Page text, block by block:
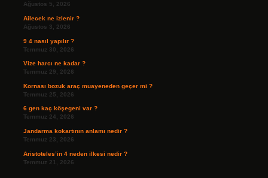
Ağustos 5, 2026
Ailecek ne izlenir ?
Ağustos 3, 2026
9 4 nasıl yapılır ?
Temmuz 30, 2026
Vize harcı ne kadar ?
Temmuz 29, 2026
Kornası bozuk araç muayeneden geçer mi ?
Temmuz 25, 2026
6 gen kaç köşegeni var ?
Temmuz 24, 2026
Jandarma kokartının anlamı nedir ?
Temmuz 23, 2026
Aristoteles’in 4 neden ilkesi nedir ?
Temmuz 21, 2026